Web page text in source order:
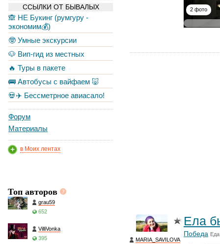
ССЫЛКИ ОТ БЫВАЛЫХ
🙈 НЕ Букинг (румгуру -
экономим💰)
🤓 Умные экскурсии
🐶 Вип-гид из местных
🔥 Туры в пакете
🚌 Автобусы с вайфаем 🐷
💀✈️ Бессметрное авиасало!
Форум
Материалы
в Моих лентах
Топ авторов
grau59
652
VilliVonka
395
2 фото
MARIA_SAVILOVA
Ела
Победа